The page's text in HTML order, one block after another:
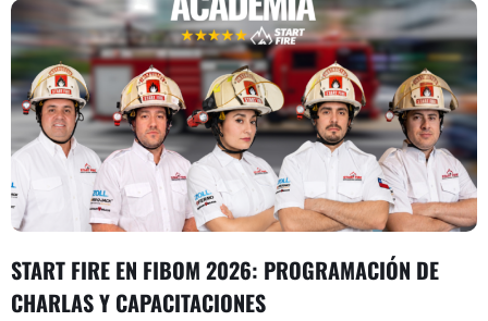
START FIRE EN FIBOM 2026: PROGRAMACIÓN DE
CHARLAS Y CAPACITACIONES